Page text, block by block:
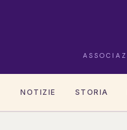
NOTIZIE STORIA